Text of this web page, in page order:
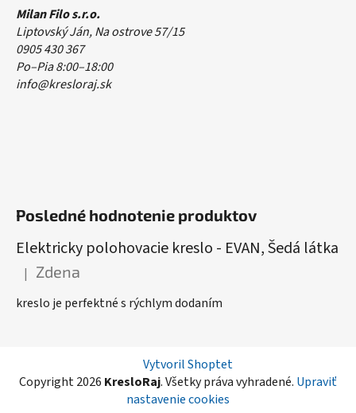
Milan Filo s.r.o.
Liptovský Ján, Na ostrove 57/15
0905 430 367
Po–Pia 8:00–18:00
info@kresloraj.sk
Posledné hodnotenie produktov
Elektricky polohovacie kreslo - EVAN, Šedá látka
Hodnotenie produktu je 5 z 5 hviezdičiek.
| Zdena
kreslo je perfektné s rýchlym dodaním
Vytvoril Shoptet
Copyright 2026 KresloRaj. Všetky práva vyhradené. Upraviť
nastavenie cookies